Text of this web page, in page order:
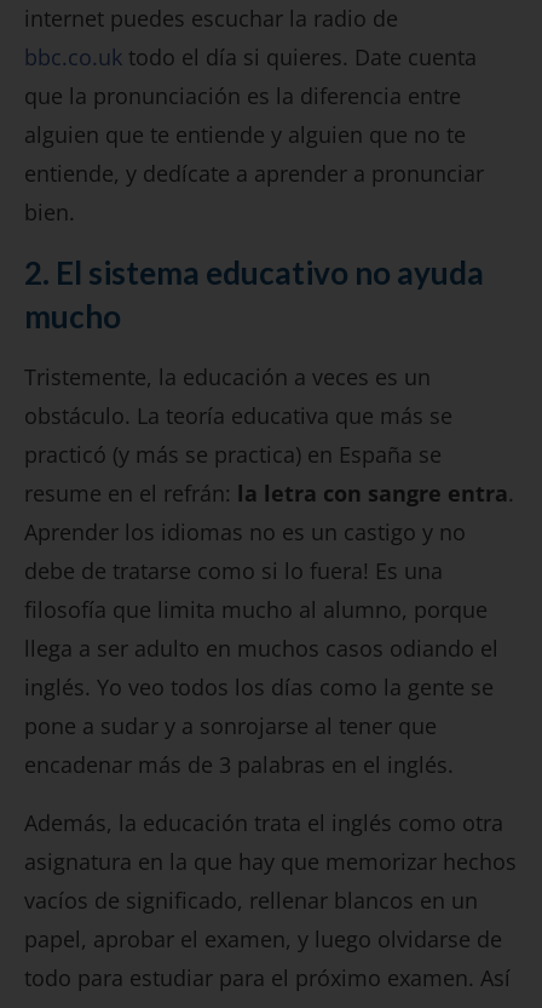
internet puedes escuchar la radio de
bbc.co.uk todo el día si quieres. Date cuenta
que la pronunciación es la diferencia entre
alguien que te entiende y alguien que no te
entiende, y dedícate a aprender a pronunciar
bien.
2. El sistema educativo no ayuda
mucho
Tristemente, la educación a veces es un
obstáculo. La teoría educativa que más se
practicó (y más se practica) en España se
resume en el refrán: la letra con sangre entra.
Aprender los idiomas no es un castigo y no
debe de tratarse como si lo fuera! Es una
filosofía que limita mucho al alumno, porque
llega a ser adulto en muchos casos odiando el
inglés. Yo veo todos los días como la gente se
pone a sudar y a sonrojarse al tener que
encadenar más de 3 palabras en el inglés.
Además, la educación trata el inglés como otra
asignatura en la que hay que memorizar hechos
vacíos de significado, rellenar blancos en un
papel, aprobar el examen, y luego olvidarse de
todo para estudiar para el próximo examen. Así